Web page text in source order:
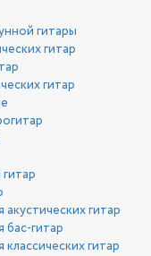
гитары
гитар
гитар
гитар
гитар
гитар